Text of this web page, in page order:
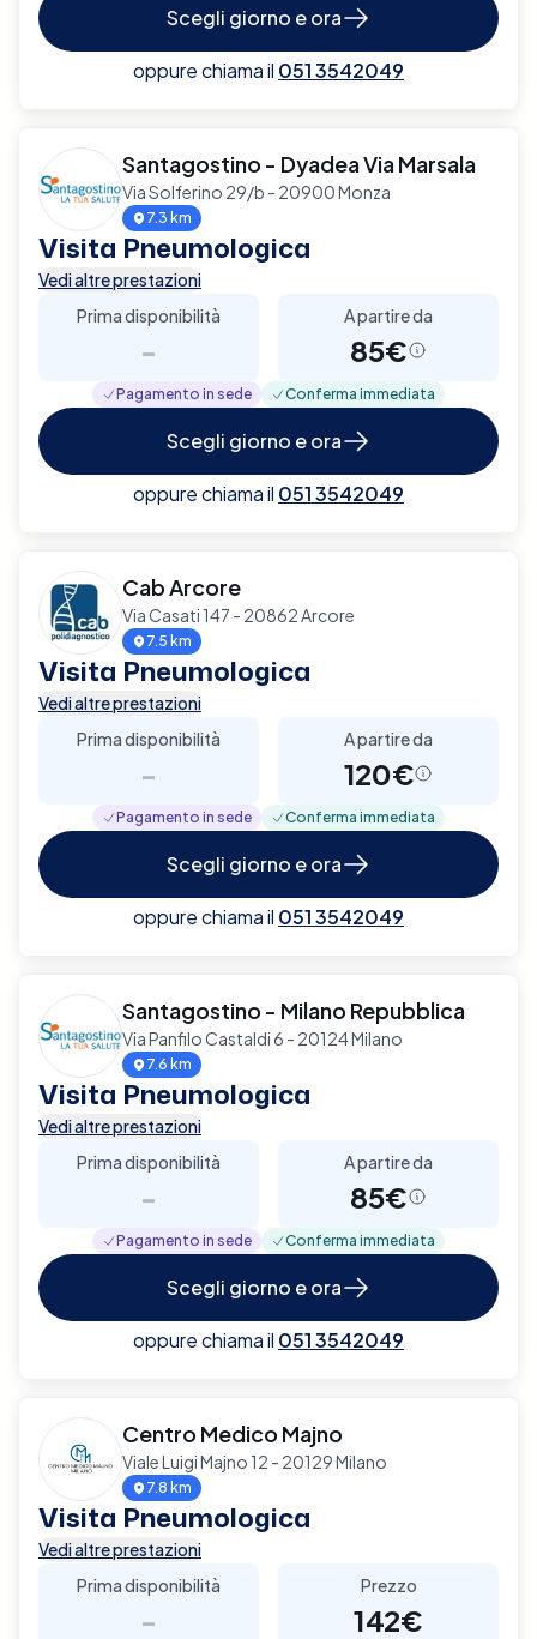
Scegli giorno e ora
oppure chiama il 051 3542049
Santagostino - Dyadea Via Marsala
Via Solferino 29/b - 20900 Monza
7.3 km
Visita Pneumologica
Vedi altre prestazioni
Prima disponibilità
-
A partire da
85€
Pagamento in sede Conferma immediata
Scegli giorno e ora
oppure chiama il 051 3542049
Cab Arcore
Via Casati 147 - 20862 Arcore
7.5 km
Visita Pneumologica
Vedi altre prestazioni
Prima disponibilità
-
A partire da
120€
Pagamento in sede Conferma immediata
Scegli giorno e ora
oppure chiama il 051 3542049
Santagostino - Milano Repubblica
Via Panfilo Castaldi 6 - 20124 Milano
7.6 km
Visita Pneumologica
Vedi altre prestazioni
Prima disponibilità
-
A partire da
85€
Pagamento in sede Conferma immediata
Scegli giorno e ora
oppure chiama il 051 3542049
Centro Medico Majno
Viale Luigi Majno 12 - 20129 Milano
7.8 km
Visita Pneumologica
Vedi altre prestazioni
Prima disponibilità
-
Prezzo
142€